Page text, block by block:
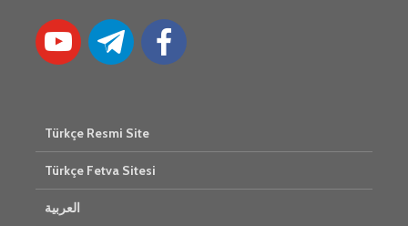
Türkçe Resmi Site
Türkçe Fetva Sitesi
العربية